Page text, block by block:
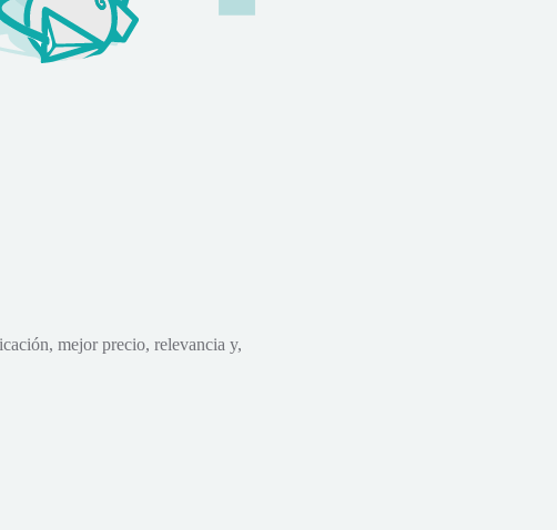
mejor precio, relevancia y,